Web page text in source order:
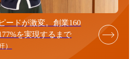
ードが激変。創業160
を実現するまで
）